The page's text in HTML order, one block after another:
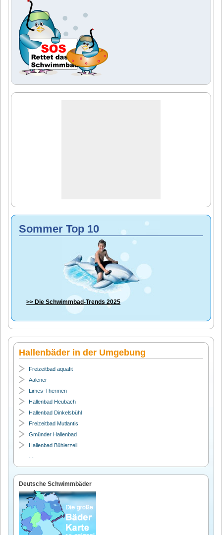
Sommer Top 10
>> DieSchwimmbad-Trends 2025
Hallenbäder in der Umgebung
Freizeitbad aquafit
Aalener
Limes-Thermen
Hallenbad Heubach
Hallenbad Dinkelsbühl
Freizeitbad Mutlantis
Gmünder Hallenbad
Hallenbad Bühlerzell
Deutsche Schwimmbäder